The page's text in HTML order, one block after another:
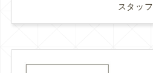
スタッフ